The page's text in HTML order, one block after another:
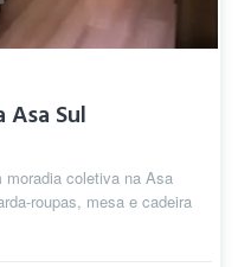
Sul
moradia coletiva na Asa
roupas, mesa e cadeira